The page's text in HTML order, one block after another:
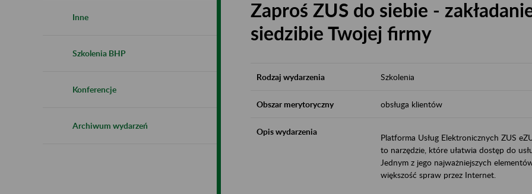
Inne
Szkolenia BHP
Konferencje
Archiwum wydarzeń
Zaproś ZUS do siebie -
siedzibie Twojej firmy
Rodzaj wydarzenia Szkolenia
Obszar merytoryczny obsługa klientów
Opis wydarzenia
Platforma Usług Elektronicznych ZUS
to narzędzie, które ułatwia dostęp do
Jednym z jego najważniejszych
większość spraw przez Internet.